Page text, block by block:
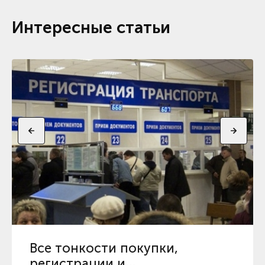
Интересные статьи
Все тонкости покупки,